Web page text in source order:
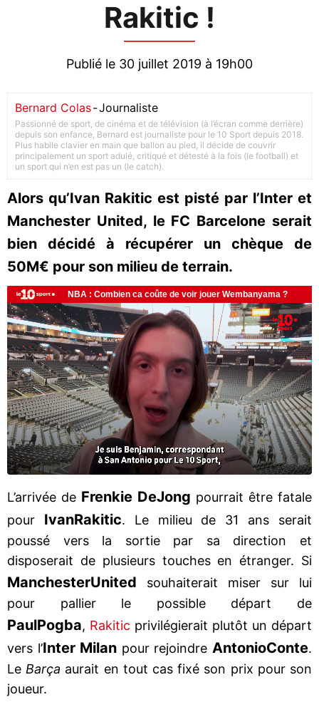
Rakitic !
Publié le 30 juillet 2019 à 19h00
Bernard Colas-Journaliste
Passionné de sport, de cinéma et de télévision (à l’écran comme derrière)
depuis son enfance, Bernard est journaliste pour le 10 Sport depuis 2018.
Plus habile clavier en main que ballon au pied, il décide de couvrir
principalement un sport adulé, critiqué et détesté à la fois (le football) et
un sport qui n’en est pas un (le catch).
Alors qu’Ivan Rakitic est pisté par l’Inter et
Manchester United, le FC Barcelone serait
bien décidé à récupérer un chèque de
50M€ pour son milieu de terrain.
L’arrivée de Frenkie DeJong pourrait être fatale
pour IvanRakitic. Le milieu de 31 ans serait
poussé vers la sortie par sa direction et
disposerait de plusieurs touches en étranger. Si
ManchesterUnited souhaiterait miser sur lui
pour pallier le possible départ de
PaulPogba, Rakitic privilégierait plutôt un départ
vers l’Inter Milan pour rejoindre AntonioConte.
Le Barça aurait en tout cas fixé son prix pour son
joueur.